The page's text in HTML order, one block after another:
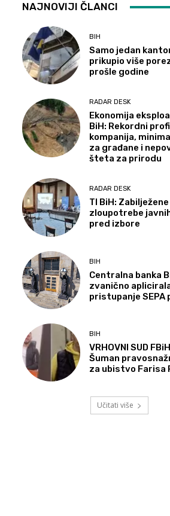
NAJNOVIJI ČLANCI
BIH
Samo jedan
prikupio više
prošle godine
RADAR DESK
Ekonomija
BiH: Rekordni
kompanija,
za građane i
šteta za prirodu
RADAR DESK
TI BiH:
zloupotrebe
pred izbore
BIH
Centralna banka
zvanično
pristupanje SEPA
BIH
VRHOVNI SUD
Šuman
za ubistvo Farisa
Učitati više